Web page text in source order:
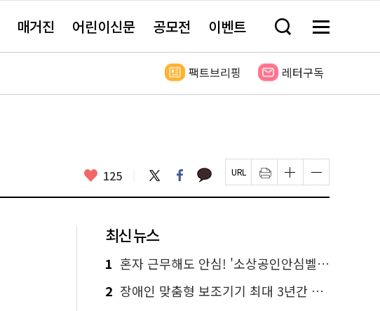
매거진 어린이신문 공모전 이벤트 검
창
기
메
전
보
팩트브리핑 레터구독
좋
요
125 트
위
터
페
이
스
카
카 페
이
지
인
쇄
하
글
자
크
하
기
글
자
크
하
기
최신 뉴스
1 혼자 근무해도 안심! '소상공인안심벨' 신청하세요
2 장애인 맞춤형 보조기기 최대 3년간 무상 대여…삶의 질 높인다